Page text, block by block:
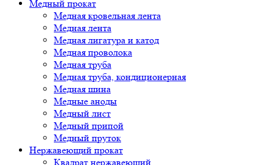
Медный прокат
Медная кровельная лента
Медная лента
Медная лигатура и катод
Медная проволока
Медная труба
Медная труба, кондиционерная
Медная шина
Медные аноды
Медный лист
Медный припой
Медный пруток
Нержавеющий прокат
Квадрат нержавеющий